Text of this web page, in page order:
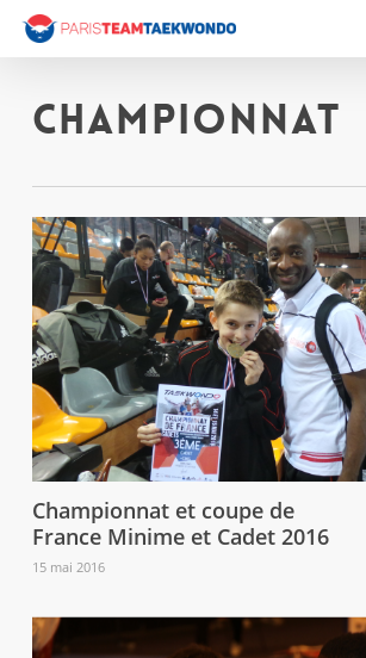
Skip
contentChampionnat
Championnat et coupe de
France Minime et Cadet 2016
15 mai 2016